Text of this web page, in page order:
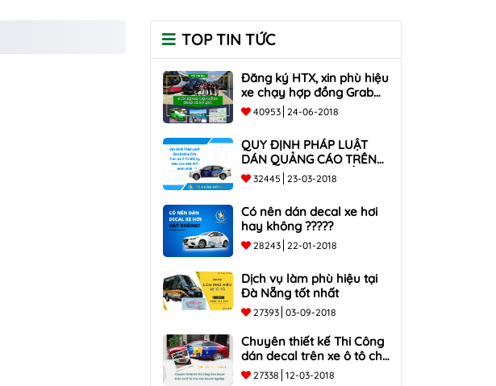
TOP TIN TỨC
Đăng ký HTX, xin phù hiệu
xe chạy hợp đồng Grab
taxi, Xe Du Lịch Tại Hồ Chí
Minh Giá Rẻ
40953 24-06-2018
QUY ĐỊNH PHÁP LUẬT
DÁN QUẢNG CÁO TRÊN
XE Ô TÔ NHỮNG ĐIỀU
CẦN BIẾT mới nhất 2018
???
32445 23-03-2018
Có nên dán decal xe hơi
hay không ?????
28243 22-01-2018
Dịch vụ làm phù hiệu tại
Đà Nẵng tốt nhất
27393 03-09-2018
Chuyên thiết kế Thi Công
dán decal trên xe ô tô cho
các doanh nghiệp
27338 12-03-2018